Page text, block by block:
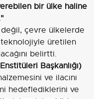
bir ülke haline
çevre ülkelerde
üretilen
belirtti.
Başkanlığı)
ve ilacını
hedeflediklerini ve